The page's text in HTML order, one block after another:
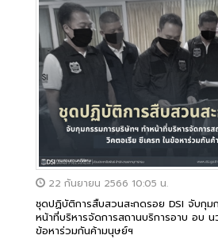
22 กันยายน 2566 10:05 น.
ชุดปฏิบัติการสืบสวนสะกดรอย DSI จับกุม
หน้าที่บริหารจัดการสถานบริการอาบ อบ
ข้อหาร่วมกันค้ามนุษย์ฯ